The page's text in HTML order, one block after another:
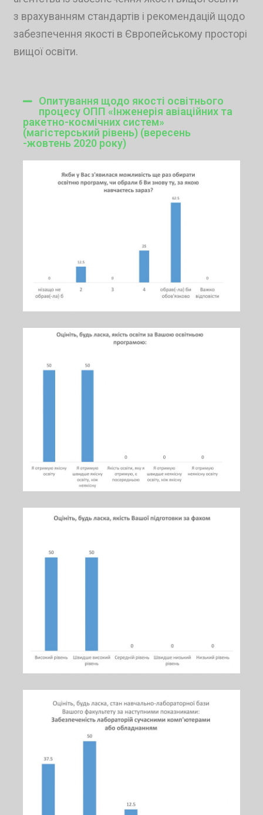
з врахуванням стандартів і рекомендацій щодо
забезпечення якості в Європейському просторі
вищої освіти.
Опитування щодо якості освітнього
процесу ОПП «Інженерія авіаційних та
ракетно-космічних систем»
(магістерський рівень) (вересень
-жовтень 2020 року)